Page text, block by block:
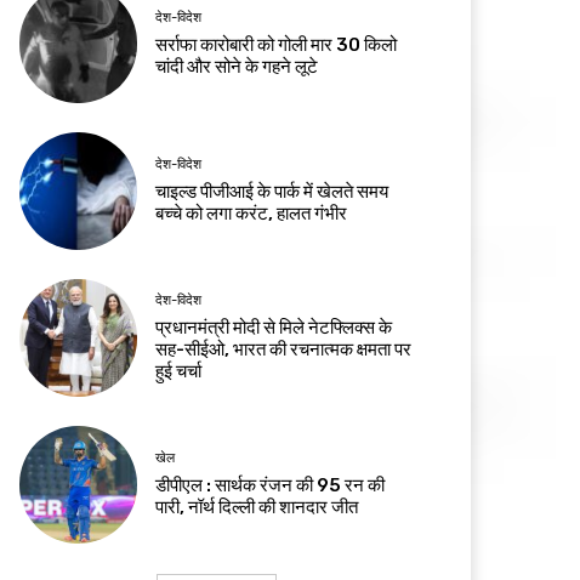
देश-विदेश
सर्राफा कारोबारी को गोली मार 30 किलो
चांदी और सोने के गहने लूटे
देश-विदेश
चाइल्ड पीजीआई के पार्क में खेलते समय
बच्चे को लगा करंट, हालत गंभीर
देश-विदेश
प्रधानमंत्री मोदी से मिले नेटफ्लिक्स के
सह-सीईओ, भारत की रचनात्मक क्षमता पर
हुई चर्चा
खेल
डीपीएल : सार्थक रंजन की 95 रन की
पारी, नॉर्थ दिल्ली की शानदार जीत